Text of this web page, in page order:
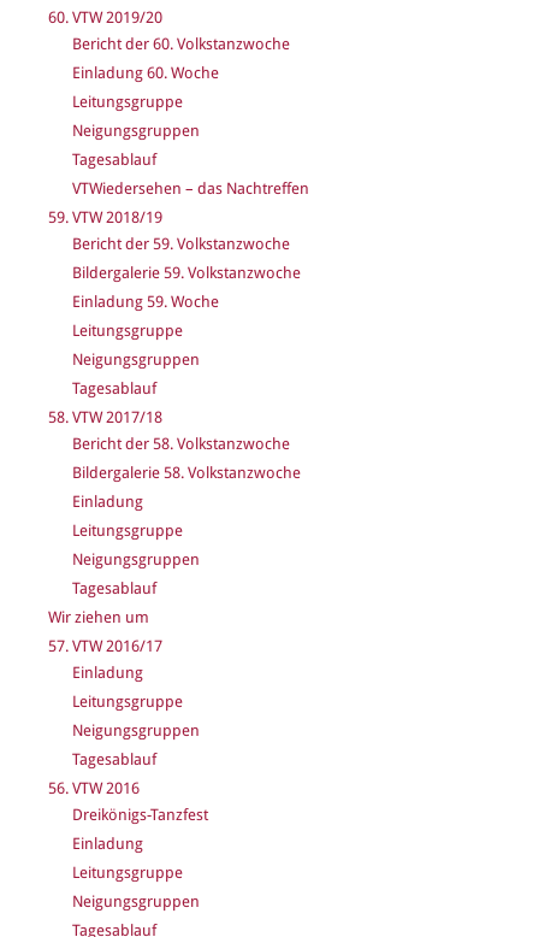
60. VTW 2019/20
Bericht der 60. Volkstanzwoche
Einladung 60. Woche
Leitungsgruppe
Neigungsgruppen
Tagesablauf
VTWiedersehen – das Nachtreffen
59. VTW 2018/19
Bericht der 59. Volkstanzwoche
Bildergalerie 59. Volkstanzwoche
Einladung 59. Woche
Leitungsgruppe
Neigungsgruppen
Tagesablauf
58. VTW 2017/18
Bericht der 58. Volkstanzwoche
Bildergalerie 58. Volkstanzwoche
Einladung
Leitungsgruppe
Neigungsgruppen
Tagesablauf
Wir ziehen um
57. VTW 2016/17
Einladung
Leitungsgruppe
Neigungsgruppen
Tagesablauf
56. VTW 2016
Dreikönigs-Tanzfest
Einladung
Leitungsgruppe
Neigungsgruppen
Tagesablauf